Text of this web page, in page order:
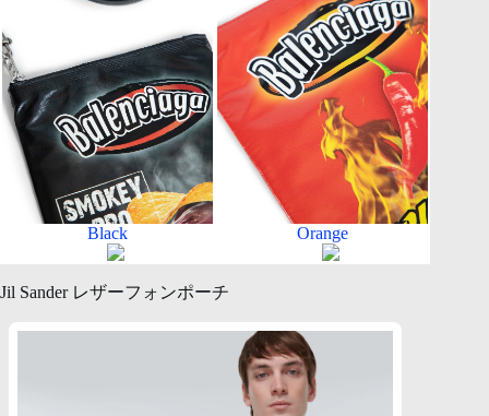
Black Orange
Jil Sander レザーフォンポーチ